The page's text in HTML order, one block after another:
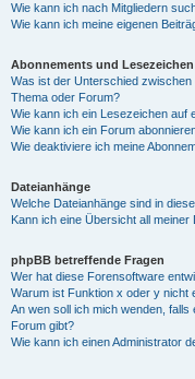
Wie kann ich nach Mitgliedern
Wie kann ich meine eigenen
Abonnements und Lesezeichen
Was ist der Unterschied
Thema oder Forum?
Wie kann ich ein Lesezeichen auf
Wie kann ich ein Forum
Wie deaktiviere ich meine
Dateianhänge
Welche Dateianhänge sind in
Kann ich eine Übersicht all meiner
phpBB betreffende Fragen
Wer hat diese Forensoftware
Warum ist Funktion x oder y nicht
An wen soll ich mich wenden,
Forum gibt?
Wie kann ich einen Administrator